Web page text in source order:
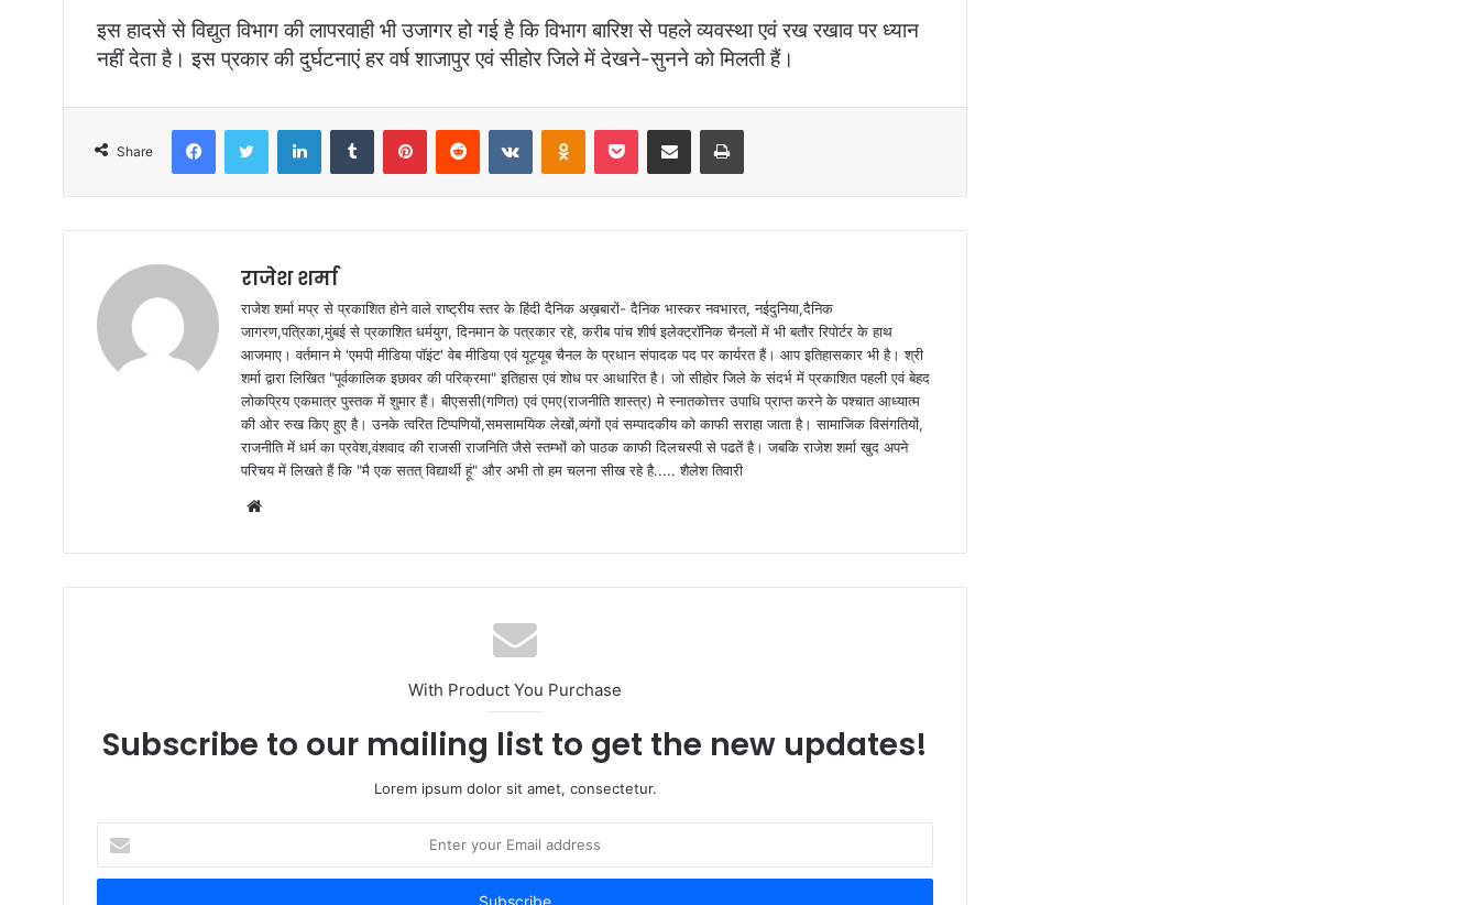
इस हादसे से विद्युत विभाग की लापरवाही भी उजागर हो गई है कि विभाग बारिश से पहले व्यवस्था एवं रख रखाव पर ध्यान
नहीं देता है। इस प्रकार की दुर्घटनाएं हर वर्ष शाजापुर एवं सीहोर जिले में देखने-सुनने को मिलती हैं।
Share
राजेश शर्मा
राजेश शर्मा मप्र से प्रकाशित होने वाले राष्ट्रीय स्तर के हिंदी दैनिक अख़बारों- दैनिक भास्कर नवभारत, नईदुनिया,दैनिक
जागरण,पत्रिका,मुंबई से प्रकाशित धर्मयुग, दिनमान के पत्रकार रहे, करीब पांच शीर्ष इलेक्ट्रॉनिक चैनलों में भी बतौर रिपोर्टर के हाथ
आजमाए। वर्तमान मे 'एमपी मीडिया पॉइंट' वेब मीडिया एवं यूट्यूब चैनल के प्रधान संपादक पद पर कार्यरत हैं। आप इतिहासकार भी है। श्री
शर्मा द्वारा लिखित "पूर्वकालिक इछावर की परिक्रमा" इतिहास एवं शोध पर आधारित है। जो सीहोर जिले के संदर्भ में प्रकाशित पहली एवं बेहद
लोकप्रिय एकमात्र पुस्तक में शुमार हैं। बीएससी(गणित) एवं एमए(राजनीति शास्त्र) मे स्नातकोत्तर उपाधि प्राप्त करने के पश्चात आध्यात्म
की ओर रुख किए हुए है। उनके त्वरित टिप्पणियों,समसामयिक लेखों,व्यंगों एवं सम्पादकीय को काफी सराहा जाता है। सामाजिक विसंगतियों,
राजनीति में धर्म का प्रवेश,वंशवाद की राजसी राजनिति जैसे स्तम्भों को पाठक काफी दिलचस्पी से पढतें है। जबकि राजेश शर्मा खुद अपने
परिचय में लिखते हैं कि "मै एक सतत् विद्यार्थी हूं" और अभी तो हम चलना सीख रहे है..... शैलेश तिवारी
b
s
With Product You Purchase
Subscribe to our mailing list to get the new updates!
Lorem ipsum dolor sit amet, consectetur.
t